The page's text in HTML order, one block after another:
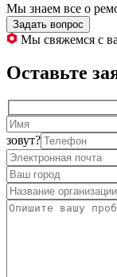
Мы знаем все о
Задать вопрос
Мы свяжемся с
Оставьте
зовут?